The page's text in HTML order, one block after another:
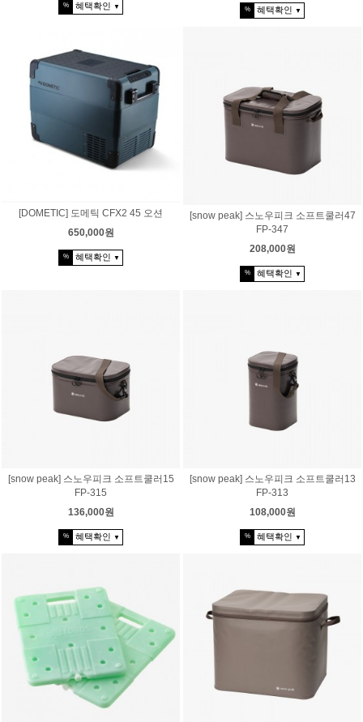
% 혜택확인 ▼ % 혜택확인 ▼
[DOMETIC] 도메틱 CFX2 45 오션
650,000원
% 혜택확인 ▼
[snow peak] 스노우피크 소프트쿨러47
FP-347
208,000원
% 혜택확인 ▼
[snow peak] 스노우피크 소프트쿨러15
FP-315
136,000원
% 혜택확인 ▼
[snow peak] 스노우피크 소프트쿨러13
FP-313
108,000원
% 혜택확인 ▼